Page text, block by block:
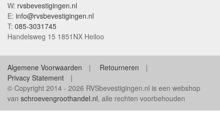
W: rvsbevestigingen.nl
E: info@rvsbevestigingen.nl
T: 085-3031745
Handelsweg 15 1851NX Heiloo
Algemene Voorwaarden
Retourneren
Privacy Statement
© Copyright 2014 - 2026 RVSbevestigingen.nl is een webshop
van schroevengroothandel.nl, alle rechten voorbehouden